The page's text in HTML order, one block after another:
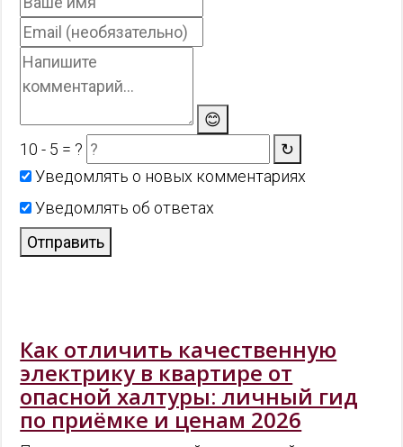
😊
10 - 5 = ?
↻
Уведомлять о новых комментариях
Уведомлять об ответах
Отправить
Как отличить качественную
электрику в квартире от
опасной халтуры: личный гид
по приёмке и ценам 2026